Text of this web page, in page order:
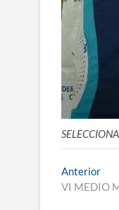
de
Anterior
VI MEDIO